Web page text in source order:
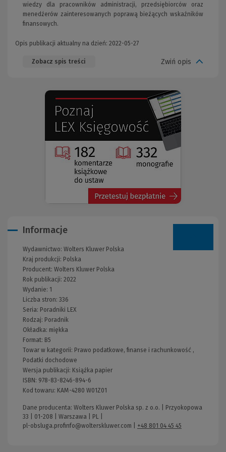
wiedzy dla pracowników administracji, przedsiębiorców oraz
menedżerów zainteresowanych poprawą bieżących wskaźników
finansowych.
Opis publikacji aktualny na dzień: 2022-05-27
Zobacz spis treści Zwiń opis
Informacje
Wydawnictwo: Wolters Kluwer Polska
Kraj produkcji: Polska
Producent: Wolters Kluwer Polska
Rok publikacji: 2022
Wydanie: 1
Liczba stron: 336
Seria: Poradniki LEX
Rodzaj: Poradnik
Okładka: miękka
Format: B5
Towar w kategorii: Prawo podatkowe, finanse i rachunkowość ,
Podatki dochodowe
Wersja publikacji: Książka papier
ISBN: 978-83-8246-894-6
Kod towaru: KAM-4280 W01Z01
Dane producenta: Wolters Kluwer Polska sp. z o.o. | Przyokopowa
33 | 01-208 | Warszawa | PL |
pl-obsluga.profinfo@wolterskluwer.com
+48 801 04 45 45